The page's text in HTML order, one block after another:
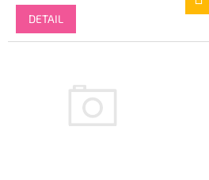
cena:
DETAIL